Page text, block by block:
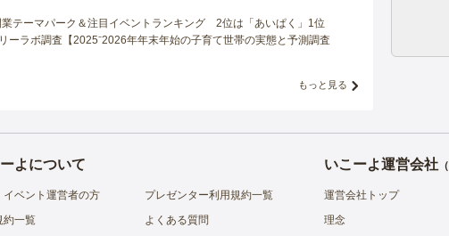
テーマパーク＆注目イベントランキング 2位は「あいぱく」1位
ーラボ調査【2025⁻2026年年末年始の子育て世帯の実態と予測調査
もっと見る
よについて
イベント運営者の方
プレゼンター利用規約一覧
約一覧
よくある質問
いこーよ運営会社（
運営会社トップ
理念